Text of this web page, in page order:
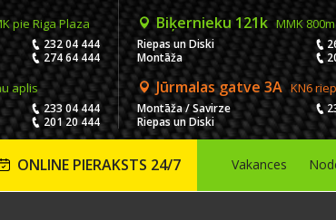
pie Riga Plaza
232 04 444
274 64 444
Biķernieku 121k MMK
Riepas un Diski
Montāža
aplis
233 04 444
201 20 444
Jūrmalas gatve 3A KN6
Montāža / Savirze
Riepas un Diski
ONLINE PIERAKSTS 24/7 Vakances